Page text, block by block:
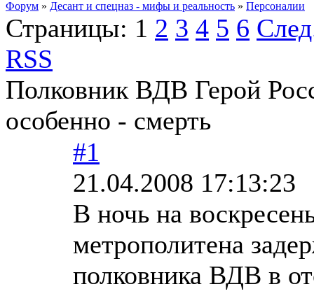
Форум » Десант и спецназ - мифы и реальность » Персоналии
Страницы: 1 2 3 4 5 6
RSS
Полковник ВДВ Герой
особенно - смерть
#1
21.04.2008 17:13:23
В ночь на
метрополитена
полковника ВДВ в